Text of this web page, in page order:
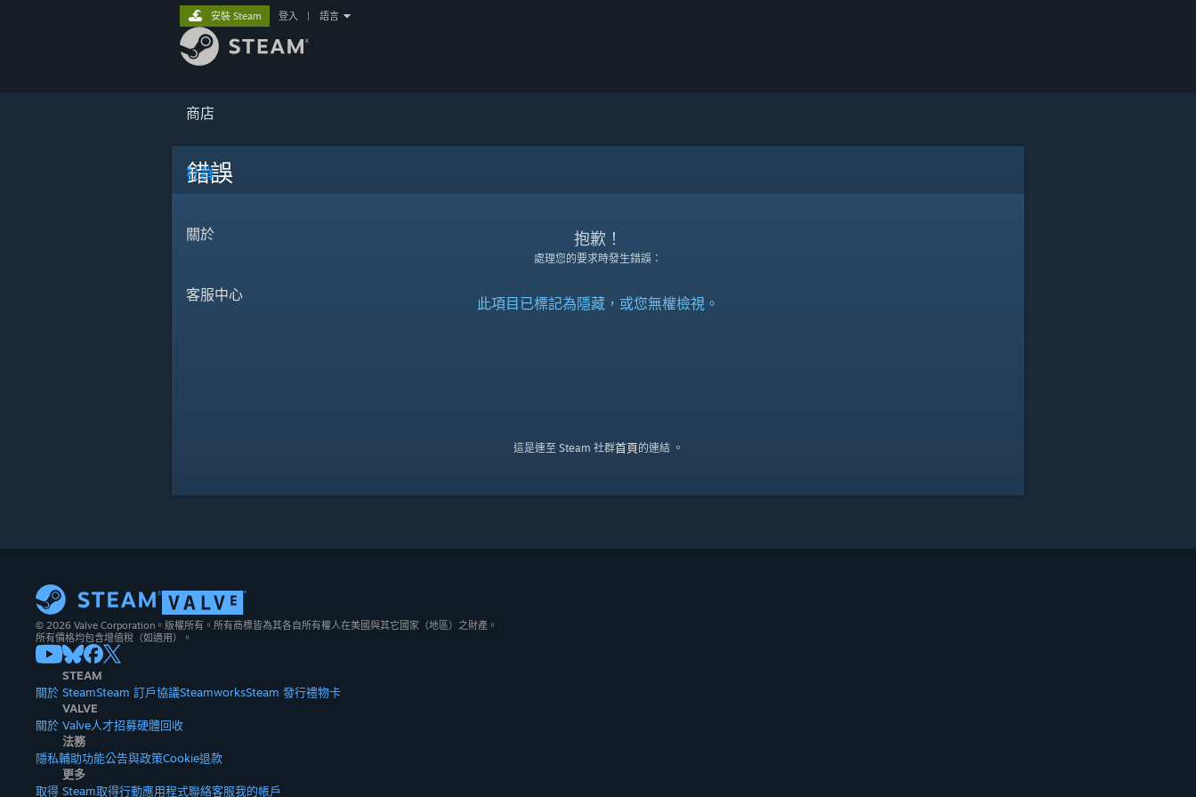
商店
社群
關於
客服中心
安裝 Steam 登入 語言
錯誤
抱歉！
處理您的要求時發生錯誤：
此項目已標記為隱藏，或您無權檢視。
這是連至 Steam 社群首頁的連結 。
© 2026 Valve Corporation。版權所有。所有商標皆為其各自所有權人在美國與其它國家（地區）之財產。
所有價格均包含增值稅（如適用）。
STEAM
關於 SteamSteam 訂戶協議SteamworksSteam 發行禮物卡
VALVE
關於 Valve人才招募硬體回收
法務
隱私輔助功能公告與政策Cookie退款
更多
取得 Steam取得行動應用程式聯絡客服我的帳戶